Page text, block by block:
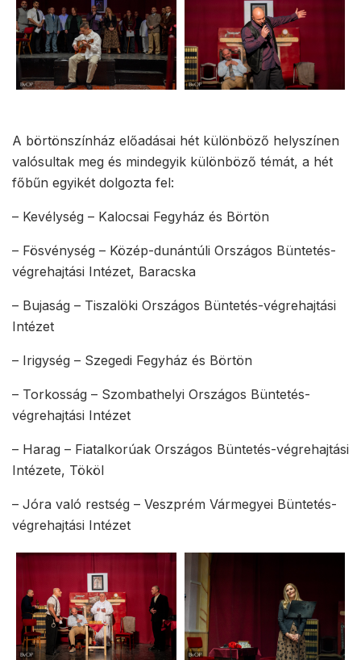
A börtönszínház előadásai hét különböző helyszínen
valósultak meg és mindegyik különböző témát, a hét
főbűn egyikét dolgozta fel:
– Kevélység – Kalocsai Fegyház és Börtön
– Fösvénység – Közép-dunántúli Országos Büntetés-
végrehajtási Intézet, Baracska
– Bujaság – Tiszalöki Országos Büntetés-végrehajtási
Intézet
– Irigység – Szegedi Fegyház és Börtön
– Torkosság – Szombathelyi Országos Büntetés-
végrehajtási Intézet
– Harag – Fiatalkorúak Országos Büntetés-végrehajtási
Intézete, Tököl
– Jóra való restség – Veszprém Vármegyei Büntetés-
végrehajtási Intézet